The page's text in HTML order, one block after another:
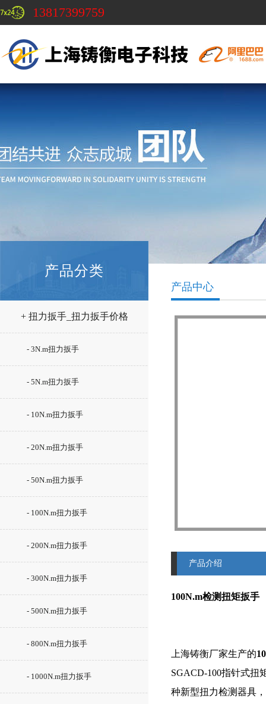
13817399759
产品分类
+ 扭力扳手_扭力扳手价格
- 3N.m扭力扳手
- 5N.m扭力扳手
- 10N.m扭力扳手
- 20N.m扭力扳手
- 50N.m扭力扳手
- 100N.m扭力扳手
- 200N.m扭力扳手
- 300N.m扭力扳手
- 500N.m扭力扳手
- 800N.m扭力扳手
- 1000N.m扭力扳手
产品中心
产品介绍
100N.m检测扭矩扳手
上海铸衡厂家生产的
SGACD-100指针式扭
种新型扭力检测器具